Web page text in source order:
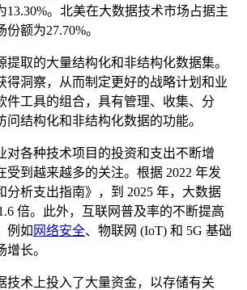
13.30%。北美在大数据技术市场占据主
额为27.70%。
提取的大量结构化和非结构化数据集。
得洞察，从而制定更好的战略计划和业
件工具的组合，具有管理、收集、分
结构化和非结构化数据的功能。
对各种技术项目的投资和支出不断增
受到越来越多的关注。根据 2022 年发
分析支出指南》，到 2025 年，大数据
倍。此外，互联网普及率的不断提高
例如 网络安全、物联网 (IoT) 和 5G 基础
长。
技术上投入了大量资金，以存储有关